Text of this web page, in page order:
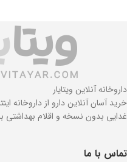
داروخانه آنلاین ویتایار
خرید آسان آنلاین دارو از داروخانه
غدایی بدون نسخه و اقلام بهداشتی
تماس با ما